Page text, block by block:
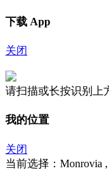
下载 App
关闭
请扫描或长按识别上
我的位置
关闭
当前选择：Monrovia